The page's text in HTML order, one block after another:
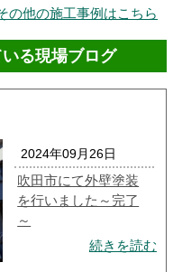
の他の施工事例はこちら
る現場ブログ
2024年09月26日
吹田市にて外壁塗装
を行いました～完了
～
続きを読む